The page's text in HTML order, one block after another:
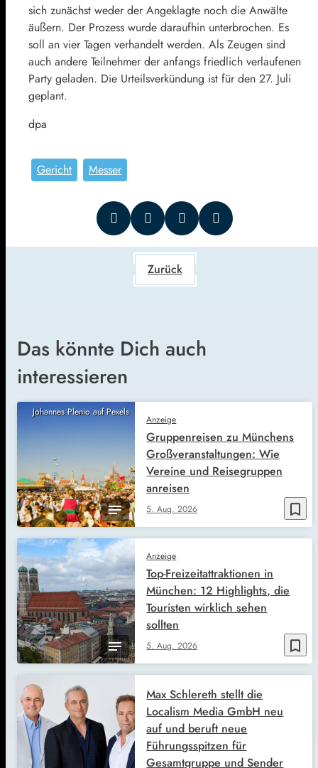
sich zunächst weder der Angeklagte noch die Anwälte
äußern. Der Prozess wurde daraufhin unterbrochen. Es
soll an vier Tagen verhandelt werden. Als Zeugen sind
auch andere Teilnehmer der anfangs friedlich verlaufenen
Party geladen. Die Urteilsverkündung ist für den 27. Juli
geplant.
dpa
Gericht Messer
Zurück
Das könnte Dich auch
interessieren
Johannes Plenio auf Pexels
bookmark_border
Anzeige
5. Aug. 2026
Gruppenreisen zu Münchens
Großveranstaltungen: Wie
Vereine und Reisegruppen
anreisen
bookmark_border
Anzeige
5. Aug. 2026
Top-Freizeitattraktionen in
München: 12 Highlights, die
Touristen wirklich sehen
sollten
Max Schlereth stellt die
Localism Media GmbH neu
auf und beruft neue
Führungsspitzen für
Gesamtgruppe und Sender